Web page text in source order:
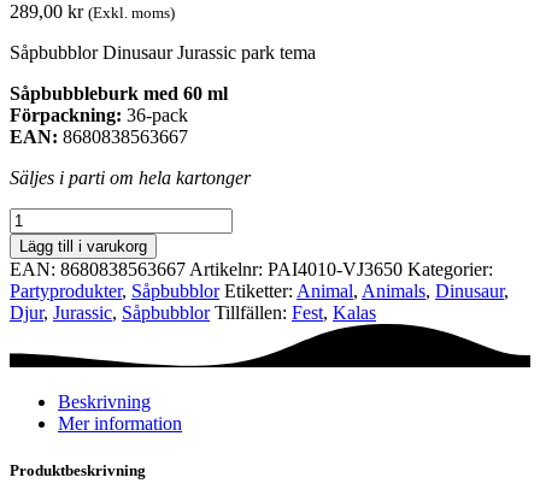
289,00 kr (Exkl. moms)
Såpbubblor Dinusaur Jurassic park tema
Såpbubbleburk med 60 ml
Förpackning: 36-pack
EAN: 8680838563667
Säljes i parti om hela kartonger
Såpbubblor
Dinusaur
Jurassic
park
mängd
Lägg till i varukorg
EAN: 8680838563667 Artikelnr: PAI4010-VJ3650 Kategorier:
Party­­produkter, Såpbubblor Etiketter: Animal, Animals, Dinusaur,
Djur, Jurassic, Såpbubblor Tillfällen: Fest, Kalas
Beskrivning
Mer information
Produktbeskrivning